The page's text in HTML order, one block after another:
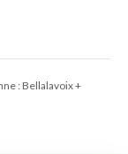
: Bellalavoix +